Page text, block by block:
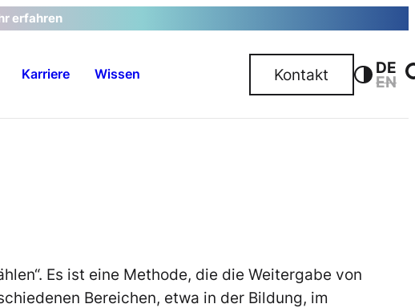
erfahren
Karriere Wissen Kontakt
DE
EN
Es ist eine Methode, die die Weitergabe von
Bereichen, etwa in der Bildung, im